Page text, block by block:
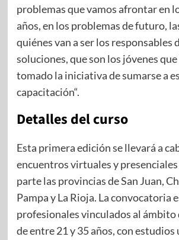
problemas que vamos afrontar en
años, en los problemas de futuro,
quiénes van a ser los responsables
soluciones, que son los jóvenes
tomado la iniciativa de sumarse a
capacitación“.
Detalles del curso
Esta primera edición se llevará a
encuentros virtuales y
parte las provincias de San Juan,
Pampa y La Rioja. La convocatoria
profesionales vinculados al ámbito
de entre 21 y 35 años, con